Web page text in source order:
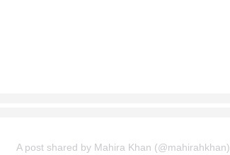
A post shared by Mahira Khan (@mahirahkhan)